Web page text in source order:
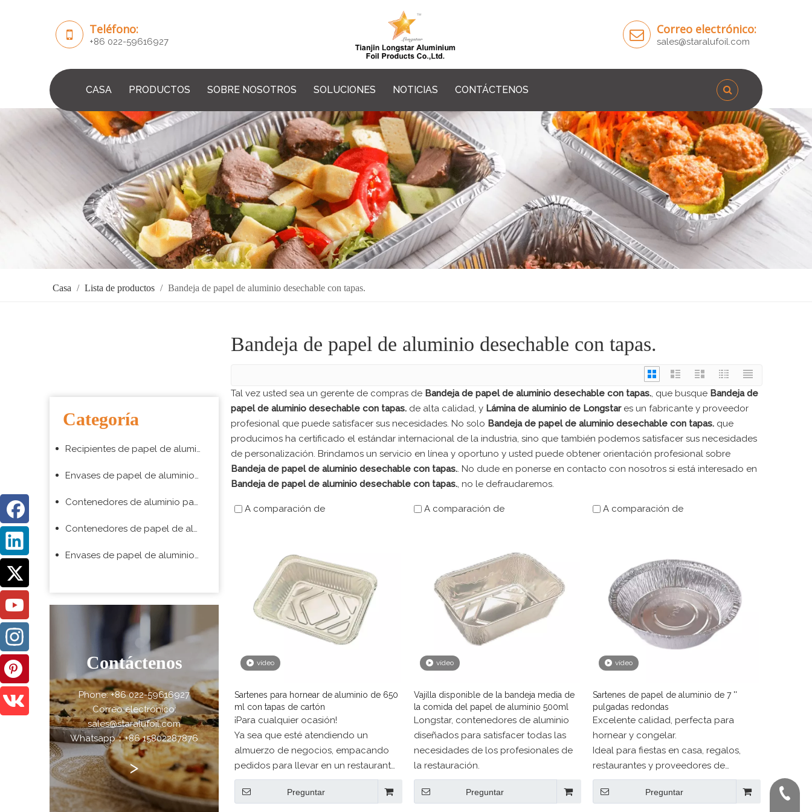
Teléfono:
+86 022-59616927
Correo electrónico:
sales@staralufoil.com
CASA PRODUCTOS SOBRE NOSOTROS SOLUCIONES NOTICIAS CONTÁCTENOS
Casa / Lista de productos / Bandeja de papel de aluminio desechable con tapas.
Categoría
Recipientes de papel de aluminio para hornear
Envases de papel de aluminio para envasado de alimentos para llevar
Contenedores de aluminio para aerolíneas
Contenedores de papel de aluminio para barbacoa
Envases de papel de aluminio para supermercado
Contáctenos
Phone: +86 022-59616927
Correo electrónico:
sales@staralufoil.com
Whatsapp：+86 15802287876
>
Bandeja de papel de aluminio desechable con tapas.
Tal vez usted sea un gerente de compras de Bandeja de papel de aluminio desechable con tapas., que busque Bandeja de
papel de aluminio desechable con tapas. de alta calidad, y Lámina de aluminio de Longstares un fabricante y proveedor
profesional que puede satisfacer sus necesidades. No solo Bandeja de papel de aluminio desechable con tapas. que
producimos ha certificado el estándar internacional de la industria, sino que también podemos satisfacer sus necesidades
de personalización. Brindamos un servicio en línea y oportuno y usted puede obtener orientación profesional sobre
Bandeja de papel de aluminio desechable con tapas.. No dude en ponerse en contacto con nosotros si está interesado en
Bandeja de papel de aluminio desechable con tapas., no le defraudaremos.
A comparación de
vídeo
Sartenes para hornear de aluminio de 650
ml con tapas de cartón
¡Para cualquier ocasión!
Ya sea que esté atendiendo un
almuerzo de negocios, empacando
pedidos para llevar en un restaurante
o que ejecute un negocio de
camiones de comida, nuestras
Preguntar
A comparación de
vídeo
Vajilla disponible de la bandeja media de
la comida del papel de aluminio 500ml
Longstar, contenedores de aluminio
diseñados para satisfacer todas las
necesidades de los profesionales de
la restauración.
Preguntar
A comparación de
vídeo
Sartenes de papel de aluminio de 7 ''
pulgadas redondas
Excelente calidad, perfecta para
hornear y congelar.
Ideal para fiestas en casa, regalos,
restaurantes y proveedores de
servicios de alimentos profesionales.
Preguntar + 86-